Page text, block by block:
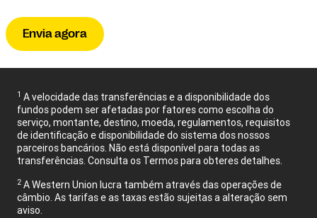
Envia agora
1 A velocidade das transferências e a disponibilidade dos
fundos podem ser afetadas por fatores como escolha do
serviço, montante, destino, moeda, regulamentos, requisitos
de identificação e disponibilidade do sistema dos nossos
parceiros bancários. Não está disponível para todas as
transferências. Consulta os Termos para obteres detalhes.
2 A Western Union lucra também através das operações de
câmbio. As tarifas e as taxas estão sujeitas a alteração sem
aviso.